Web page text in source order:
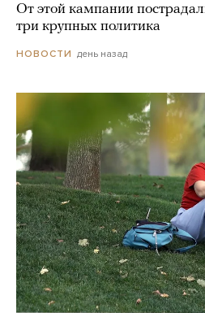
От этой кампании
три крупных политика
НОВОСТИ день назад